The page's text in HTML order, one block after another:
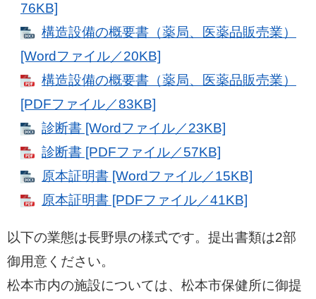
76KB]
構造設備の概要書（薬局、医薬品販売業）
[Wordファイル／20KB]
構造設備の概要書（薬局、医薬品販売業）
[PDFファイル／83KB]
診断書 [Wordファイル／23KB]
診断書 [PDFファイル／57KB]
原本証明書 [Wordファイル／15KB]
原本証明書 [PDFファイル／41KB]
以下の業態は長野県の様式です。提出書類は2部
御用意ください。
松本市内の施設については、松本市保健所に御提